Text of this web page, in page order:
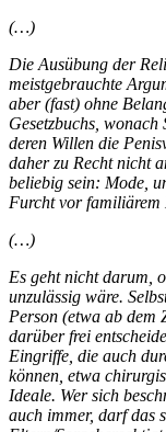
(…)
Die Ausübung der
meistgebrauchte
aber (fast) ohne
Gesetzbuchs,
deren Willen die
daher zu Recht nicht
beliebig sein: Mode,
Furcht vor familiärem
(…)
Es geht nicht darum,
unzulässig wäre.
Person (etwa ab dem
darüber frei
Eingriffe, die auch
können, etwa
Ideale. Wer sich
auch immer, darf das